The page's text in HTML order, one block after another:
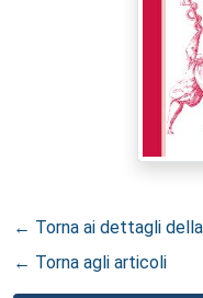
← Torna ai dettagli
← Torna agli articoli